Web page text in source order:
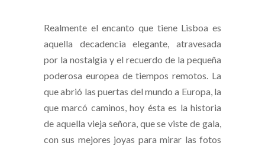
Realmente el encanto que tiene Lisboa es
aquella decadencia elegante, atravesada
por la nostalgia y el recuerdo de la pequeña
poderosa europea de tiempos remotos. La
que abrió las puertas del mundo a Europa, la
que marcó caminos, hoy ésta es la historia
de aquella vieja señora, que se viste de gala,
con sus mejores joyas para mirar las fotos